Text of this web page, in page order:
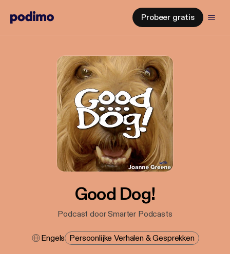
Probeer gratis
Good Dog!
Podcast door Smarter Podcasts
Engels Persoonlijke Verhalen & Gesprekken